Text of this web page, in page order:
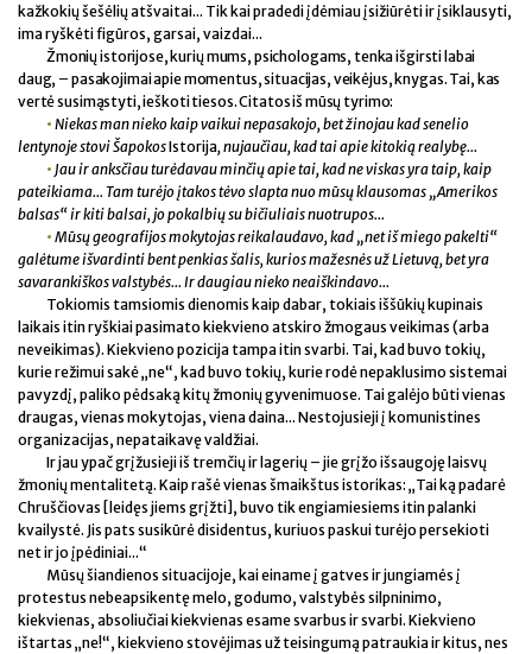
kažkokių šešėlių atšvaitai... Tik kai pradedi įdėmiau įsižiūrėti ir įsiklausyti,
ima ryškėti figūros, garsai, vaizdai...
Žmonių istorijose, kurių mums, psichologams, tenka išgirsti labai
daug, – pasakojimai apie momentus, situacijas, veikėjus, knygas. Tai, kas
vertė susimąstyti, ieškoti tiesos. Citatos iš mūsų tyrimo:
• Niekas man nieko kaip vaikui nepasakojo, bet žinojau kad senelio
lentynoje stovi ŠapokosIstorija, nujaučiau, kad tai apie kitokią realybę...
• Jau ir anksčiau turėdavau minčių apie tai, kad ne viskas yra taip, kaip
pateikiama... Tam turėjo įtakos tėvo slapta nuo mūsų klausomas „Amerikos
balsas“ ir kiti balsai, jo pokalbių su bičiuliais nuotrupos...
• Mūsų geografijos mokytojas reikalaudavo, kad „net iš miego pakelti“
galėtume išvardinti bent penkias šalis, kurios mažesnės už Lietuvą, bet yra
savarankiškos valstybės... Ir daugiau nieko neaiškindavo...
Tokiomis tamsiomis dienomis kaip dabar, tokiais iššūkių kupinais
laikais itin ryškiai pasimato kiekvieno atskiro žmogaus veikimas (arba
neveikimas). Kiekvieno pozicija tampa itin svarbi. Tai, kad buvo tokių,
kurie režimui sakė „ne“, kad buvo tokių, kurie rodė nepaklusimo sistemai
pavyzdį, paliko pėdsaką kitų žmonių gyvenimuose. Tai galėjo būti vienas
draugas, vienas mokytojas, viena daina... Nestojusieji į komunistines
organizacijas, nepataikavę valdžiai.
Ir jau ypač grįžusieji iš tremčių ir lagerių – jie grįžo išsaugoję laisvų
žmonių mentalitetą. Kaip rašė vienas šmaikštus istorikas: „Tai ką padarė
Chruščiovas [leidęs jiems grįžti], buvo tik engiamiesiems itin palanki
kvailystė. Jis pats susikūrė disidentus, kuriuos paskui turėjo persekioti
net ir jo įpėdiniai...“
Mūsų šiandienos situacijoje, kai einame į gatves ir jungiamės į
protestus nebeapsikentę melo, godumo, valstybės silpninimo,
kiekvienas, absoliučiai kiekvienas esame svarbus ir svarbi. Kiekvieno
ištartas „ne!“, kiekvieno stovėjimas už teisingumą patraukia ir kitus, nes